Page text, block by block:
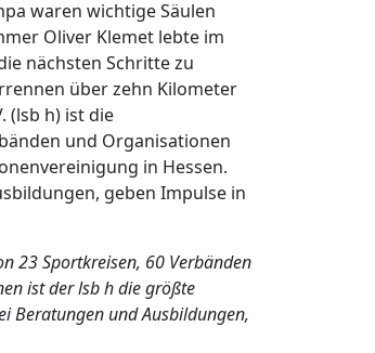
waren wichtige Säulen
Oliver Klemet lebte im
nächsten Schritte zu
über zehn Kilometer
(lsb h) ist die
und Organisationen
in Hessen.
geben Impulse in
23 Sportkreisen, 60 Verbänden
ist der lsb h die größte
Beratungen und Ausbildungen,